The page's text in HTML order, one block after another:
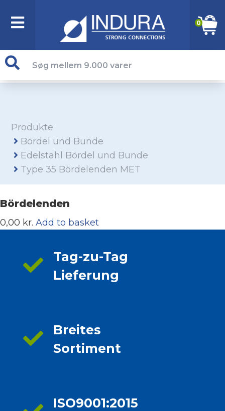
0
Produkte
Bördel und Bunde
Edelstahl Bördel und Bunde
Type 35 Bördelenden MET
Bördelenden
0,00 kr. Add to basket
Tag-zu-Tag
Lieferung
Breites
Sortiment
ISO9001:2015